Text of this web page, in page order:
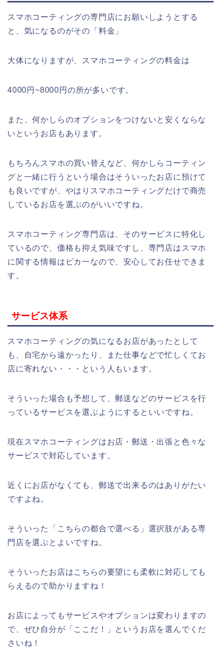
スマホコーティングの専門店にお願いしようとする
と、気になるのがその「料金」
大体になりますが、スマホコーティングの料金は
4000円~8000円の所が多いです。
また、何かしらのオプションをつけないと安くならな
いというお店もあります。
もちろんスマホの買い替えなど、何かしらコーティン
グと一緒に行うという場合はそういったお店に預けて
も良いですが、やはりスマホコーティングだけで商売
しているお店を選ぶのがいいですね。
スマホコーティング専門店は、そのサービスに特化し
ているので、価格も抑え気味ですし、専門店はスマホ
に関する情報はピカ一なので、安心してお任せできま
す。
サービス体系
スマホコーティングの気になるお店があったとして
も、自宅から遠かったり、また仕事などで忙しくてお
店に寄れない・・・という人もいます。
そういった場合も予想して、郵送などのサービスを行
っているサービスを選ぶようにするといいですね。
現在スマホコーティングはお店・郵送・出張と色々な
サービスで対応しています。
近くにお店がなくても、郵送で出来るのはありがたい
ですよね。
そういった「こちらの都合で選べる」選択肢がある専
門店を選ぶとよいですね。
そういったお店はこちらの要望にも柔軟に対応しても
らえるので助かりますね！
お店によってもサービスやオプションは変わりますの
で、ぜひ自分が「ここだ！」というお店を選んでくだ
さいね！